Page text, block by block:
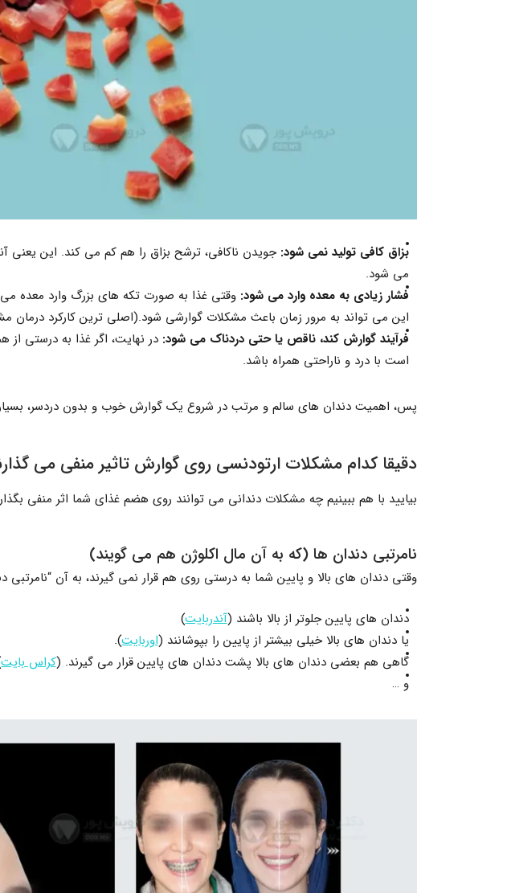
بزاق کافی تولید نمی شود: جویدن ناکافی، ترشح بزاق را هم کم می کند. این یعنی
می شود.
فشار زیادی به معده وارد می شود: وقتی غذا به صورت تکه های بزرگ وارد معده
این می تواند به مرور زمان باعث مشکلات گوارشی شود.(اصلی ترین کارکرد درمان
فرآیند گوارش کند، ناقص یا حتی دردناک می شود: در نهایت، اگر غذا به درستی
است با درد و ناراحتی همراه باشد.
پس، اهمیت دندان های سالم و مرتب در شروع یک گوارش خوب و بدون دردسر،
دقیقا کدام مشکلات ارتودنسی روی گوارش تاثیر منفی می
بیایید با هم ببینیم چه مشکلات دندانی می توانند روی هضم غذای شما اثر منفی
نامرتبی دندان ها (که به آن مال اکلوژن هم می گویند)
وقتی دندان های بالا و پایین شما به درستی روی هم قرار نمی گیرند، به آن
دندان های پایین جلوتر از بالا باشند (آندربایت)
یا دندان های بالا خیلی بیشتر از پایین را بپوشانند (اوربایت).
گاهی هم بعضی دندان های بالا پشت دندان های پایین قرار می گیرند. (کراس بایت
و …